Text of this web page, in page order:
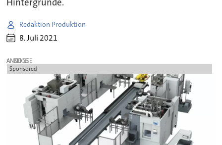
Hintergründe.
Redaktion Produktion
8. Juli 2021
ANZEIGE
Sponsored